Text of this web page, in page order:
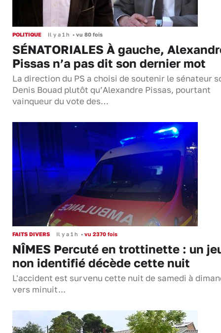
POLITIQUE Il y a 1 h • vu 80 fois
SÉNATORIALES À gauche,
Pissas n’a pas dit son dernier mot
La direction du PS a choisi de soutenir le sénateur
Denis Bouad plutôt qu’Alexandre Pissas, pourtant
vainqueur du vote des…
FAITS DIVERS Il y a 1 h • vu 2370 fois
NÎMES Percuté en trottinette : un
non identifié décède cette nuit
L'accident est survenu cette nuit de samedi à
vers minuit...